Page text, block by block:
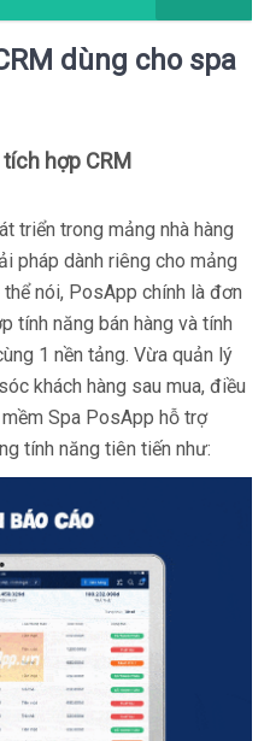
dùng cho spa
hợp CRM
triển trong mảng nhà hàng
pháp dành riêng cho mảng
nói, PosApp chính là đơn
tính năng bán hàng và tính
1 nền tảng. Vừa quản lý
khách hàng sau mua, điều
Spa PosApp hỗ trợ
tính năng tiên tiến như: